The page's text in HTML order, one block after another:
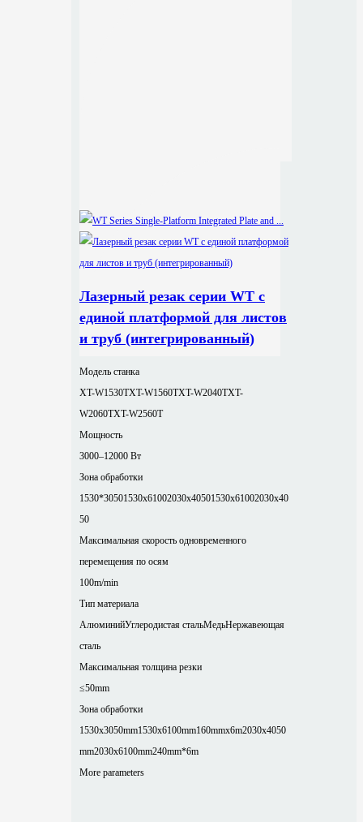
Лазерный резак серии WT с
единой платформой для листов
и труб (интегрированный)
Модель станка
XT-W1530TXT-W1560TXT-W2040TXT-
W2060TXT-W2560T
Мощность
3000–12000 Вт
Зона обработки
1530*30501530x61002030x40501530x61002030x40
50
Максимальная скорость одновременного
перемещения по осям
100m/min
Тип материала
АлюминийУглеродистая стальМедьНержавеющая
сталь
Максимальная толщина резки
≤50mm
Зона обработки
1530x3050mm1530x6100mm160mmx6m2030x4050
mm2030x6100mm240mm*6m
More parameters